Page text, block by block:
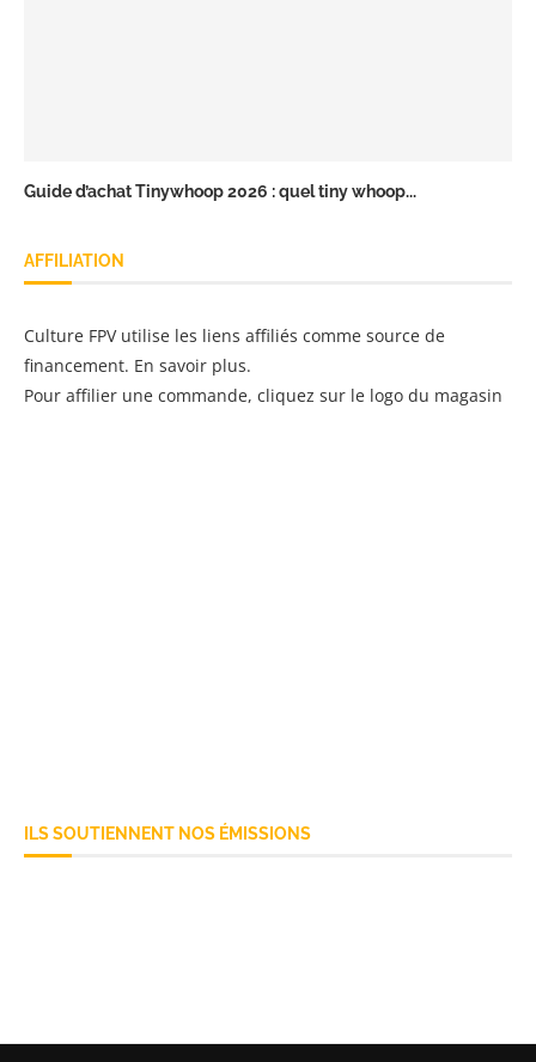
Guide d’achat Tinywhoop 2026 : quel tiny whoop...
AFFILIATION
Culture FPV utilise les liens affiliés comme source de
financement. En savoir plus.
Pour affilier une commande, cliquez sur le logo du magasin
ILS SOUTIENNENT NOS ÉMISSIONS